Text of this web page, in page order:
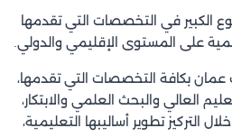
الكبير في التخصصات التي تقدمها
على المستوى الإقليمي والدولي.
بكافة التخصصات التي تقدمها،
العالي والبحث العلمي والابتكار،
التركيز تطوير أساليبها التعليمية،